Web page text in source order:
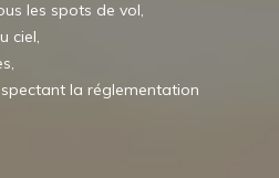
les spots de vol,
ciel,
la réglementation